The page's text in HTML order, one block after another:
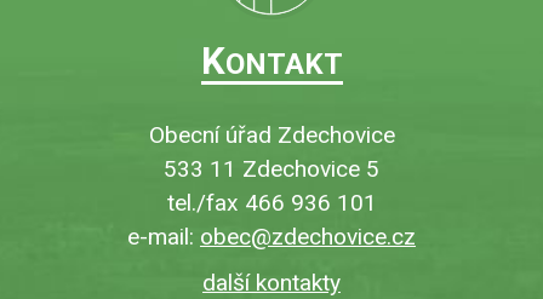
KONTAKT
Obecní úřad Zdechovice
533 11 Zdechovice 5
tel./fax 466 936 101
e-mail: obec@zdechovice.cz
další kontakty